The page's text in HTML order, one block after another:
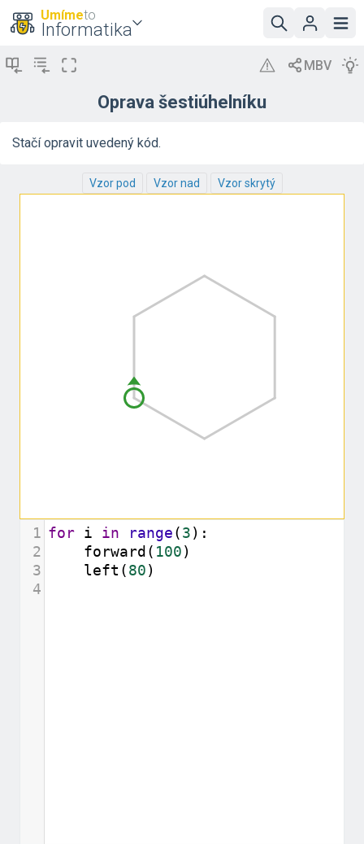
Umímeto
Informatika
Oprava šestiúhelníku
Stačí opravit uvedený kód.
Vzor pod Vzor nad Vzor skrytý
1 for i in range(3):
2
forward ( 100)
3
left (80)
4